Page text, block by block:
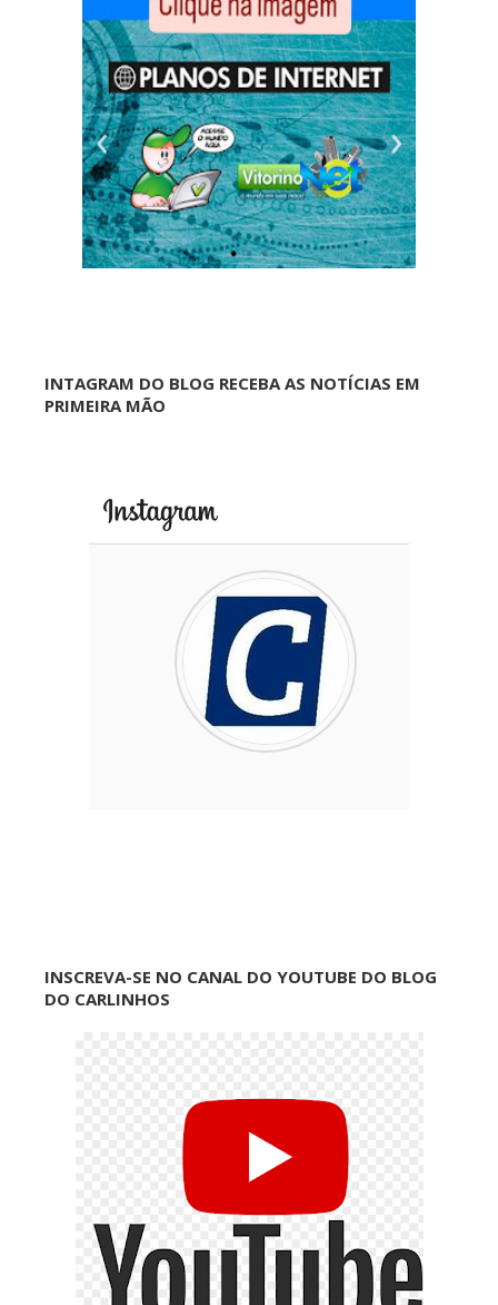
INTAGRAM DO BLOG RECEBA AS NOTÍCIAS EM
PRIMEIRA MÃO
INSCREVA-SE NO CANAL DO YOUTUBE DO BLOG
DO CARLINHOS